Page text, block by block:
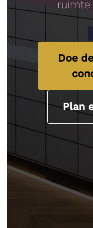
ruimte
Doe
Plan